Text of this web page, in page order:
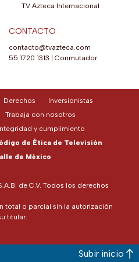
TV Azteca Internacional
CONTACTO
contacto@tvazteca.com
55 1720 1313
Conmutador
de C.V. Todos los derechos
total o parcial sin la autorización
titular.
Derechos
Inversionistas
Trabaja con nosotros
y cumplimiento
de Ética de Televisión
de México
Subir inicio